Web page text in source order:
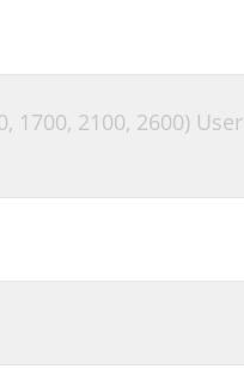
1700, 2100, 2600) User